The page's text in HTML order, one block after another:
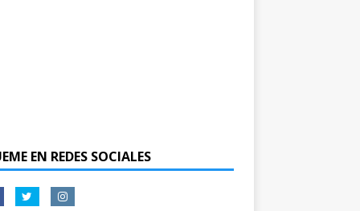
EN REDES SOCIALES